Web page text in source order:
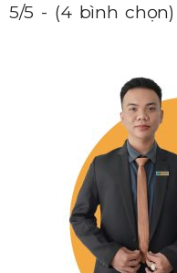
5/5 - (4 bình chọn)